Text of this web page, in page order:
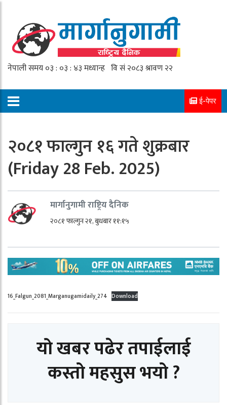
ई-पेपर
२०८१ फाल्गुन १६ गते शुक्रबार
(Friday 28 Feb. 2025)
मार्गानुगामी राष्ट्रिय दैनिक
२०८१ फाल्गुन २१, बुधबार ११:१५
16_Falgun_2081_Marganugamidaily_274 Download
यो खबर पढेर तपाईलाई
कस्तो महसुस भयो ?